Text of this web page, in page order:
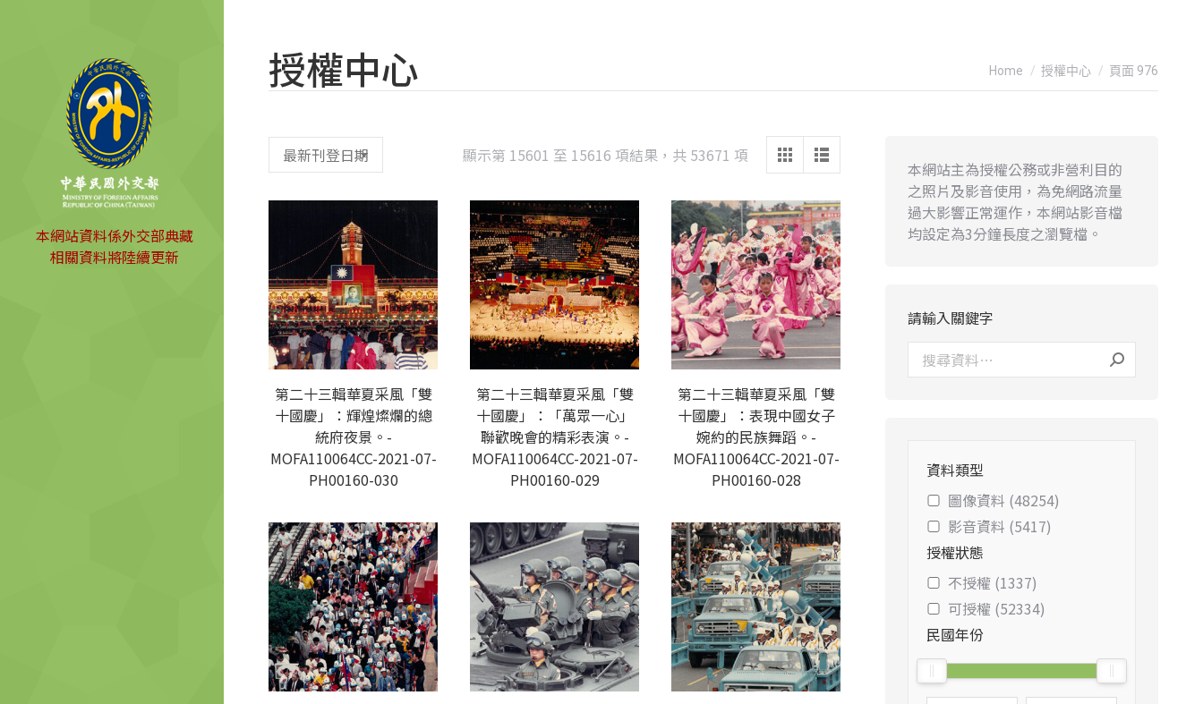
本網站資料係外交部典藏
相關資料將陸續更新
授權中心 You are here:
Home 授權中心 頁面 976
顯示第 15601 至 15616 項結果，共 53671 項 Sorted
latest
第二十三輯華夏采風「雙
十國慶」：輝煌燦爛的總
統府夜景。-
MOFA110064CC-2021-07-
PH00160-030
第二十三輯華夏采風「雙
十國慶」：「萬眾一心」
聯歡晚會的精彩表演。-
MOFA110064CC-2021-07-
PH00160-029
第二十三輯華夏采風「雙
十國慶」：表現中國女子
婉約的民族舞蹈。-
MOFA110064CC-2021-07-
PH00160-028
本網站主為授權公務或非營利目的
之照片及影音使用，為免網路流量
過大影響正常運作，本網站影音檔
均設定為3分鐘長度之瀏覽檔。
請輸入關鍵字
資料類型
圖像資料 (48254)
影音資料 (5417)
授權狀態
不授權 (1337)
可授權 (52334)
民國年份